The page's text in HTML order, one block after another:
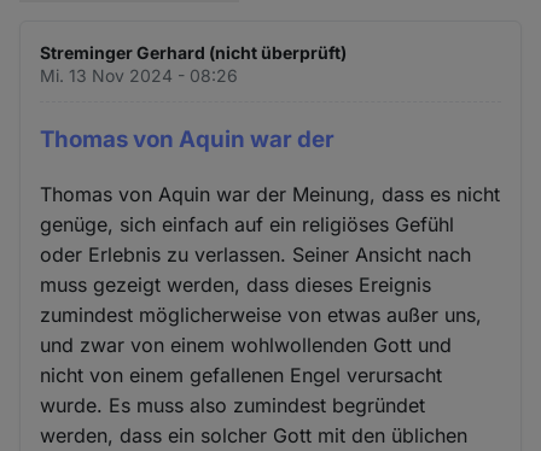
Streminger Gerhard (nicht überprüft)
Mi. 13 Nov 2024 - 08:26
Thomas von Aquin war der
Thomas von Aquin war der Meinung, dass es nicht
genüge, sich einfach auf ein religiöses Gefühl
oder Erlebnis zu verlassen. Seiner Ansicht nach
muss gezeigt werden, dass dieses Ereignis
zumindest möglicherweise von etwas außer uns,
und zwar von einem wohlwollenden Gott und
nicht von einem gefallenen Engel verursacht
wurde. Es muss also zumindest begründet
werden, dass ein solcher Gott mit den üblichen